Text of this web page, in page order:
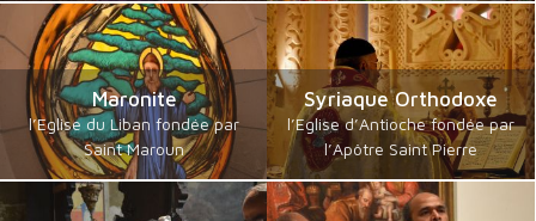
Maronite
l’Eglise du Liban fondée par
Saint Maroun
Syriaque Orthodoxe
l’Eglise d’Antioche fondée par
l’Apôtre Saint Pierre